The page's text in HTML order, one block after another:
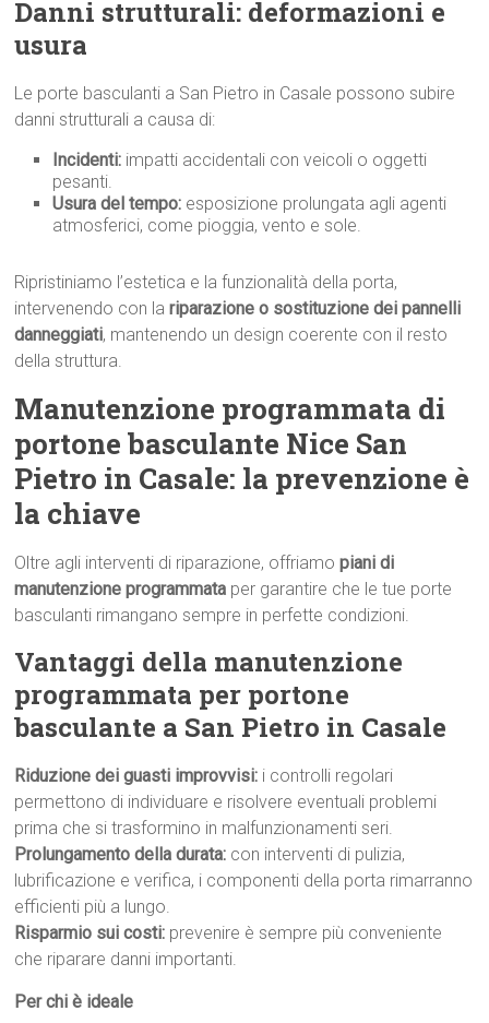
Danni strutturali: deformazioni e
usura
Le porte basculanti a San Pietro in Casale possono subire
danni strutturali a causa di:
Incidenti: impatti accidentali con veicoli o oggetti
pesanti.
Usura del tempo: esposizione prolungata agli agenti
atmosferici, come pioggia, vento e sole.
Ripristiniamo l’estetica e la funzionalità della porta,
intervenendo con lariparazione o sostituzione dei pannelli
danneggiati, mantenendo un design coerente con il resto
della struttura.
Manutenzione programmata di
portone basculante Nice San
Pietro in Casale: la prevenzione è
la chiave
Oltre agli interventi di riparazione, offriamopiani di
manutenzione programmata per garantire che le tue porte
basculanti rimangano sempre in perfette condizioni.
Vantaggi della manutenzione
programmata per portone
basculante a San Pietro in Casale
Riduzione dei guasti improvvisi: i controlli regolari
permettono di individuare e risolvere eventuali problemi
prima che si trasformino in malfunzionamenti seri.
Prolungamento della durata: con interventi di pulizia,
lubrificazione e verifica, i componenti della porta rimarranno
efficienti più a lungo.
Risparmio sui costi: prevenire è sempre più conveniente
che riparare danni importanti.
Per chi è ideale